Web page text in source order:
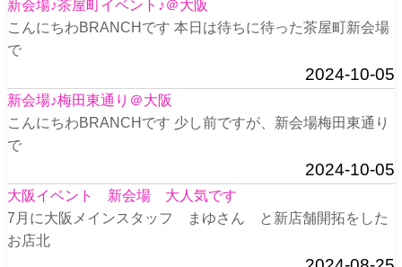
新会場♪茶屋町イベント♪＠大阪
こんにちわBRANCHです 本日は待ちに待った茶屋町新会場
で
2024-10-05
新会場♪梅田東通り＠大阪
こんにちわBRANCHです 少し前ですが、新会場梅田東通り
で
2024-10-05
大阪イベント 新会場 大人気です
7月に大阪メインスタッフ まゆさん と新店舗開拓をした
お店北